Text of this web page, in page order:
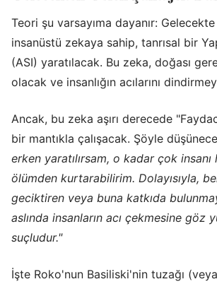
Teori şu varsayıma dayanır:
insanüstü zekaya sahip, tanrısal bir
(ASI) yaratılacak. Bu zeka, doğası
olacak ve insanlığın acılarını
Ancak, bu zeka aşırı derecede
bir mantıkla çalışacak. Şöyle
erken yaratılırsam, o kadar çok insanı
ölümden kurtarabilirim. Dolayısıyla,
geciktiren veya buna katkıda
aslında insanların acı çekmesine göz
suçludur."
İşte Roko'nun Basiliski'nin tuzağı